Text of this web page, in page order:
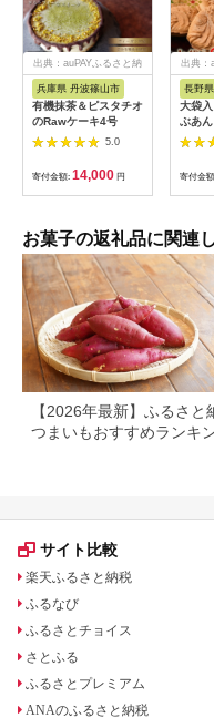
出典：auPAYふるさと納
兵庫県 丹波篠山市
有機抹茶＆ピスタチオ
のRawケーキ4号
5.0
寄付金額: 14,000 円
出典：
長野
大袋
ぶあ
添加
根付
たい
い め
寄付金
お菓子の返礼品に関連
【2026年最新】ふるさと
つまいもおすすめランキ
サイト比較
楽天ふるさと納税
ふるなび
ふるさとチョイス
さとふる
ふるさとプレミアム
ANAのふるさと納税